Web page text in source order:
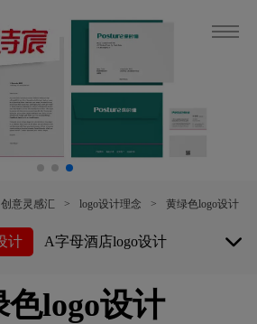
创意灵感汇 > logo设计理念 > 黄绿色logo设计
计 A字母酒店logo设计
馆logo设计
色logo设计